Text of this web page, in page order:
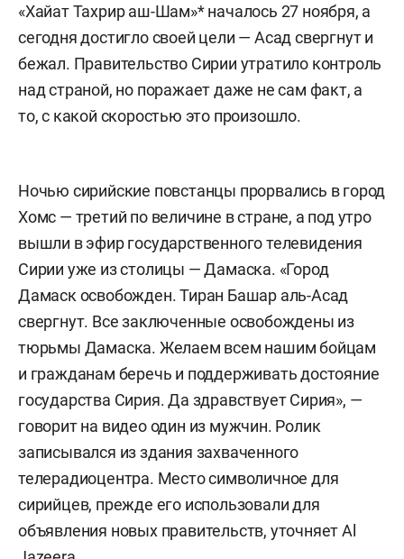
«Хайат Тахрир аш-Шам»* началось 27 ноября, а
сегодня достигло своей цели — Асад свергнут и
бежал. Правительство Сирии утратило контроль
над страной, но поражает даже не сам факт, а
то, с какой скоростью это произошло.
Ночью сирийские повстанцы прорвались в город
Хомс — третий по величине в стране, а под утро
вышли в эфир государственного телевидения
Сирии уже из столицы — Дамаска. «Город
Дамаск освобожден. Тиран Башар аль-Асад
свергнут. Все заключенные освобождены из
тюрьмы Дамаска. Желаем всем нашим бойцам
и гражданам беречь и поддерживать достояние
государства Сирия. Да здравствует Сирия», —
говорит на видео один из мужчин. Ролик
записывался из здания захваченного
телерадиоцентра. Место символичное для
сирийцев, прежде его использовали для
объявления новых правительств, уточняет Al